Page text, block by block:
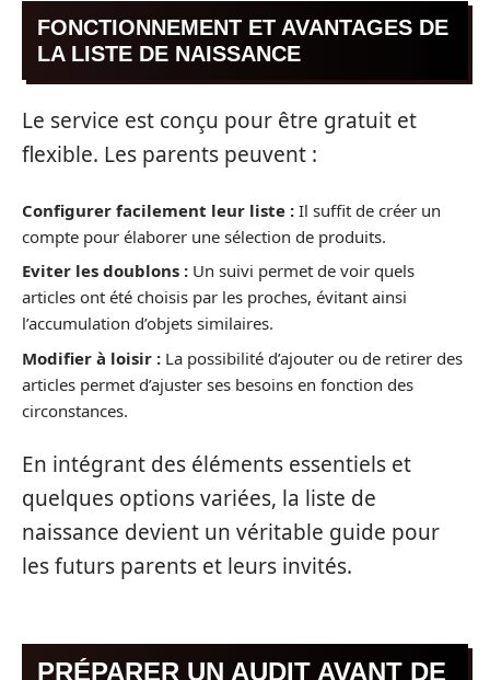
FONCTIONNEMENT ET AVANTAGES DE
LA LISTE DE NAISSANCE
Le service est conçu pour être gratuit et
flexible. Les parents peuvent :
Configurer facilement leur liste : Il suffit de créer un
compte pour élaborer une sélection de produits.
Eviter les doublons : Un suivi permet de voir quels
articles ont été choisis par les proches, évitant ainsi
l’accumulation d’objets similaires.
Modifier à loisir : La possibilité d’ajouter ou de retirer des
articles permet d’ajuster ses besoins en fonction des
circonstances.
En intégrant des éléments essentiels et
quelques options variées, la liste de
naissance devient un véritable guide pour
les futurs parents et leurs invités.
PRÉPARER UN AUDIT AVANT DE